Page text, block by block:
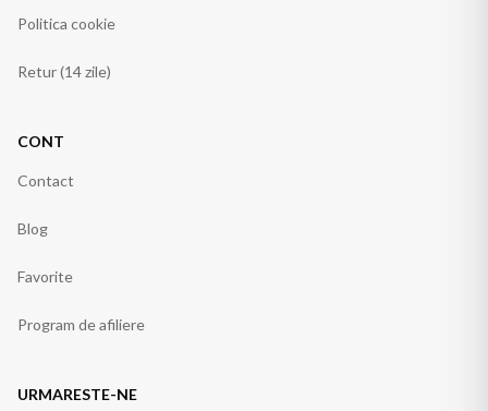
Politica cookie
Retur (14 zile)
CONT
Contact
Blog
Favorite
Program de afiliere
URMARESTE-NE